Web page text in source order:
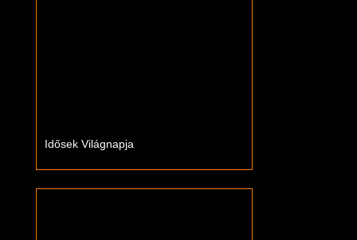
Idősek Világnapja